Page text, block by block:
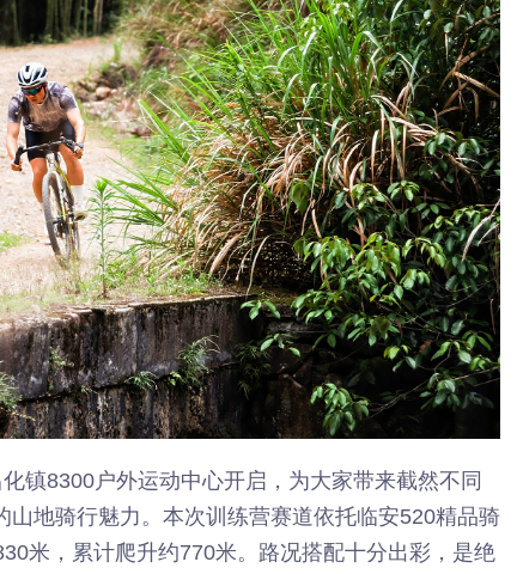
镇8300户外运动中心开启，为大家带来截然不同
地骑行魅力。本次训练营赛道依托临安520精品骑
米，累计爬升约770米。路况搭配十分出彩，是绝
临安发布
一览吴越风华，读懂
吴越文化！吴越文化
博物馆建成开馆
乐活广播
《书香临安》：一笔
一画书写艺术人生
爱临安APP
每天打卡，阅读领积
分、红包。
《
年
综
度
《
天
轮
包！
《
年
店
投用